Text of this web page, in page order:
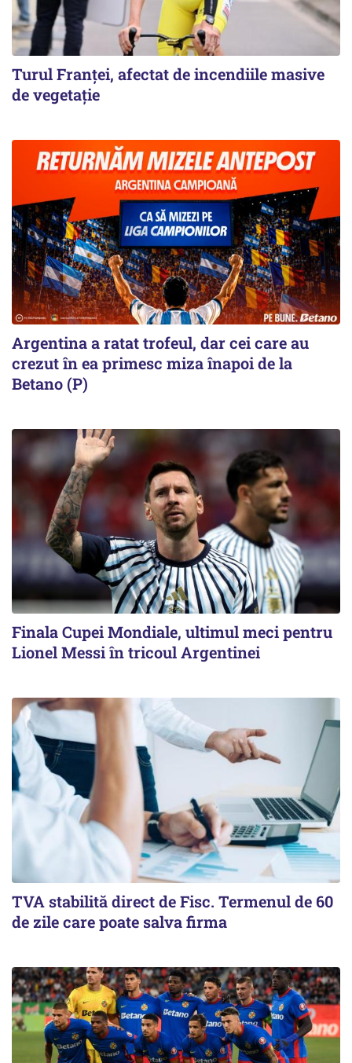
Turul Franţei, afectat de incendiile masive
de vegetaţie
Argentina a ratat trofeul, dar cei care au
crezut în ea primesc miza înapoi de la
Betano (P)
Finala Cupei Mondiale, ultimul meci pentru
Lionel Messi în tricoul Argentinei
TVA stabilită direct de Fisc. Termenul de 60
de zile care poate salva firma